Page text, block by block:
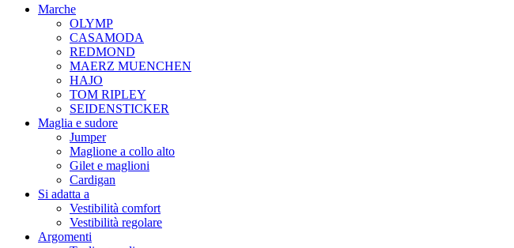
Marche
OLYMP
CASAMODA
REDMOND
MAERZ MUENCHEN
HAJO
TOM RIPLEY
SEIDENSTICKER
Maglia e sudore
Jumper
Maglione a collo alto
Gilet e maglioni
Cardigan
Si adatta a
Vestibilità comfort
Vestibilità regolare
Argomenti